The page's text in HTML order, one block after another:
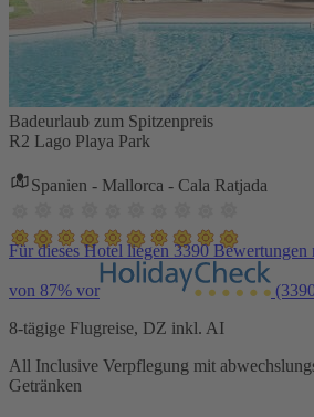
Badeurlaub zum Spitzenpreis
R2 Lago Playa Park
Spanien - Mallorca - Cala Ratjada
Für dieses Hotel liegen 3390
von 87% vor
8-tägige Flugreise, DZ inkl. AI
All Inclusive Verpflegung mit
Getränken